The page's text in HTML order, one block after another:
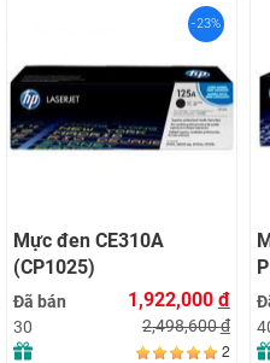
-23%
Mực đen CE310A
(CP1025)
Đã bán
30
1,922,000 đ
2,498,600đ
2